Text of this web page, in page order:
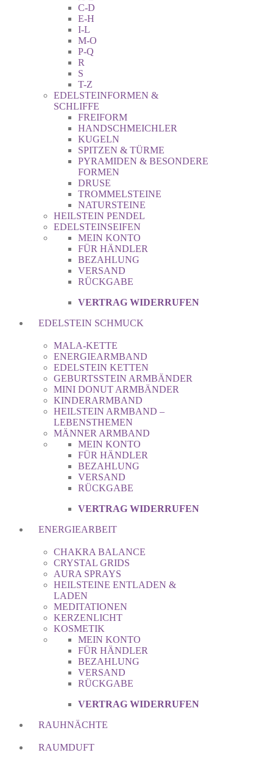
C-D
E-H
I-L
M-O
P-Q
R
S
T-Z
EDELSTEINFORMEN &
SCHLIFFE
FREIFORM
HANDSCHMEICHLER
KUGELN
SPITZEN & TÜRME
PYRAMIDEN & BESONDERE
FORMEN
DRUSE
TROMMELSTEINE
NATURSTEINE
HEILSTEIN PENDEL
EDELSTEINSEIFEN
MEIN KONTO
FÜR HÄNDLER
BEZAHLUNG
VERSAND
RÜCKGABE
VERTRAG WIDERRUFEN
EDELSTEIN SCHMUCK
MALA-KETTE
ENERGIEARMBAND
EDELSTEIN KETTEN
GEBURTSSTEIN ARMBÄNDER
MINI DONUT ARMBÄNDER
KINDERARMBAND
HEILSTEIN ARMBAND –
LEBENSTHEMEN
MÄNNER ARMBAND
MEIN KONTO
FÜR HÄNDLER
BEZAHLUNG
VERSAND
RÜCKGABE
VERTRAG WIDERRUFEN
ENERGIEARBEIT
CHAKRA BALANCE
CRYSTAL GRIDS
AURA SPRAYS
HEILSTEINE ENTLADEN &
LADEN
MEDITATIONEN
KERZENLICHT
KOSMETIK
MEIN KONTO
FÜR HÄNDLER
BEZAHLUNG
VERSAND
RÜCKGABE
VERTRAG WIDERRUFEN
RAUHNÄCHTE
RAUMDUFT